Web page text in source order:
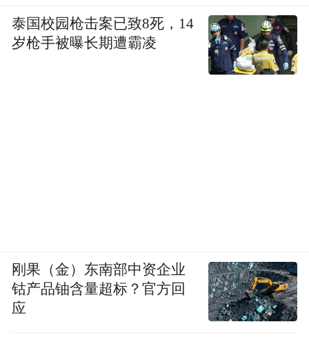
泰国校园枪击案已致8死，14
岁枪手被曝长期遭霸凌
刚果（金）东南部中资企业
钴产品铀含量超标？官方回
应